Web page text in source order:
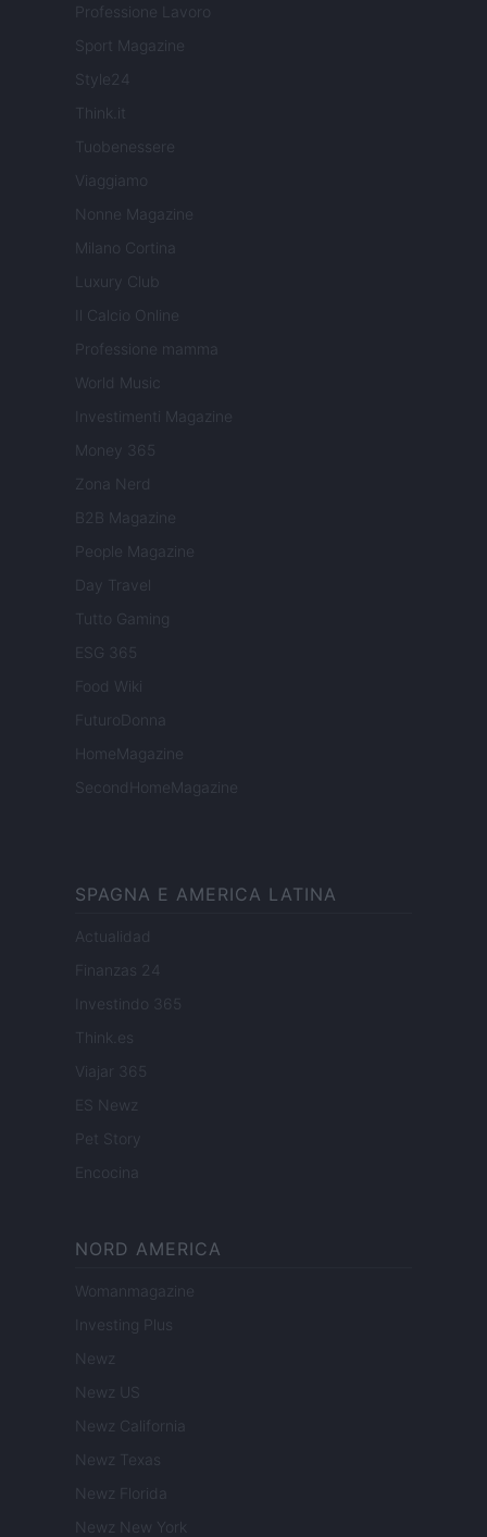
Professione Lavoro
Sport Magazine
Style24
Think.it
Tuobenessere
Viaggiamo
Nonne Magazine
Milano Cortina
Luxury Club
Il Calcio Online
Professione mamma
World Music
Investimenti Magazine
Money 365
Zona Nerd
B2B Magazine
People Magazine
Day Travel
Tutto Gaming
ESG 365
Food Wiki
FuturoDonna
HomeMagazine
SecondHomeMagazine
SPAGNA E AMERICA LATINA
Actualidad
Finanzas 24
Investindo 365
Think.es
Viajar 365
ES Newz
Pet Story
Encocina
NORD AMERICA
Womanmagazine
Investing Plus
Newz
Newz US
Newz California
Newz Texas
Newz Florida
Newz New York